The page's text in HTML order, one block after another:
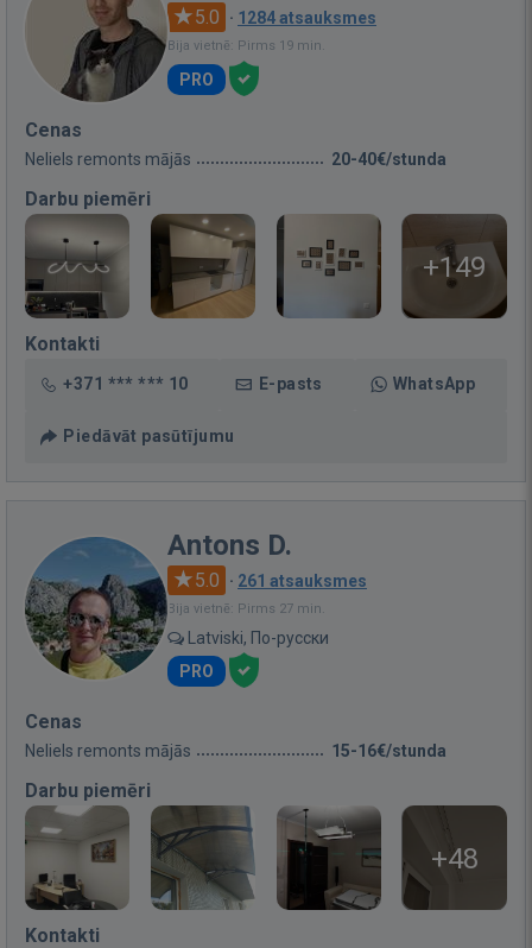
5.0 · 1284 atsauksmes
Bija vietnē: Pirms 19 min.
PRO
Cenas
Neliels remonts mājās 20-40€/stunda
Darbu piemēri
+149
Kontakti
+371 *** *** 10 E-pasts WhatsApp
Piedāvāt pasūtījumu
Antons D.
5.0 · 261 atsauksmes
Bija vietnē: Pirms 27 min.
Latviski, По-русски
PRO
Cenas
Neliels remonts mājās 15-16€/stunda
Darbu piemēri
+48
Kontakti